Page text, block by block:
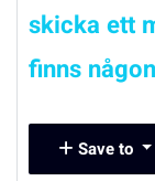
skicka ett
finns
Save to